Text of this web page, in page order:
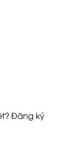
Đăng ký